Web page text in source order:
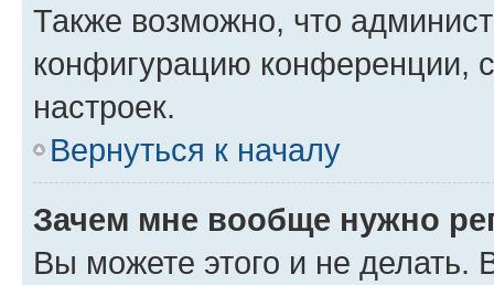
Также возможно, что
конфигурацию конференции,
настроек.
Вернуться к началу
Зачем мне вообще нужно
Вы можете этого и не делать.